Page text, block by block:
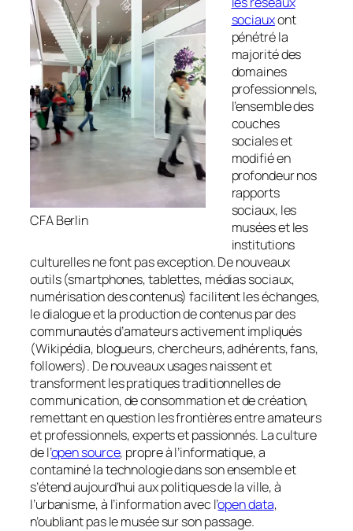
CFA Berlin
sociauxont
pénétré la
majorité des
domaines
professionnels,
l’ensemble des
couches
sociales et
modifié en
profondeur nos
rapports
sociaux, les
musées et les
institutions
culturelles ne font pas exception. De nouveaux
outils (smartphones, tablettes, médias sociaux,
numérisation des contenus) facilitent les échanges,
le dialogue et la production de contenus par des
communautés d’amateurs activement impliqués
(Wikipédia, blogueurs, chercheurs, adhérents, fans,
followers). De nouveaux usages naissent et
transforment les pratiques traditionnelles de
communication, de consommation et de création,
remettant en question les frontières entre amateurs
et professionnels, experts et passionnés. La culture
de l’open source, propre à l’informatique, a
contaminé la technologie dans son ensemble et
s’étend aujourd’hui aux politiques de la ville, à
l’urbanisme, à l’information avec l’open data,
n’oubliant pas le musée sur son passage.